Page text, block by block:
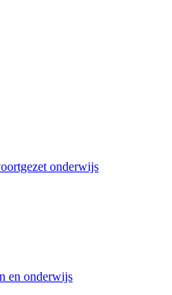
onderwijs
en onderwijs